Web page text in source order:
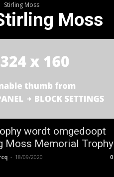
Stirling Moss
Moss
wordt omgedoopt
Moss Memorial Trophy
- 18/09/2020 0